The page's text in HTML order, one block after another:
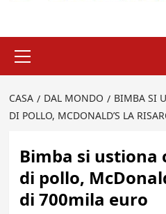
principale
CASA DAL MONDO
BIMBA SI
DI POLLO, MCDONALD’S LA
Bimba si ustiona
di pollo,
di 700mila euro